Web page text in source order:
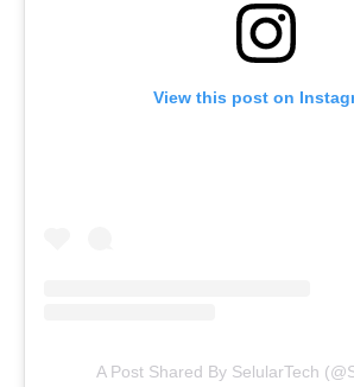
View this post on
A Post Shared By SelularTech